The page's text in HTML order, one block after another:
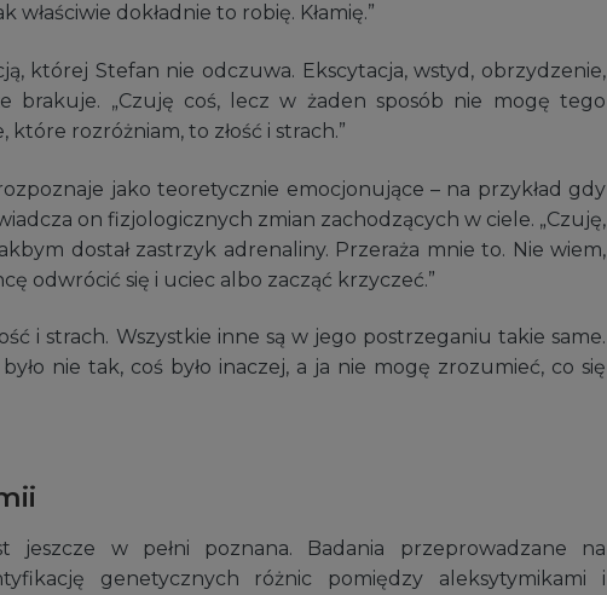
właściwie dokładnie to robię. Kłamię.”
której Stefan nie odczuwa. Ekscytacja, wstyd, obrzydzenie,
brakuje. „Czuję coś, lecz w żaden sposób nie mogę tego
rozróżniam, to złość i strach.”
jako teoretycznie emocjonujące – na przykład gdy
on fizjologicznych zmian zachodzących w ciele. „Czuję,
dostał zastrzyk adrenaliny. Przeraża mnie to. Nie wiem,
odwrócić się i uciec albo zacząć krzyczeć.”
i strach. Wszystkie inne są w jego postrzeganiu takie same.
nie tak, coś było inaczej, a ja nie mogę zrozumieć, co się
jeszcze w pełni poznana. Badania przeprowadzane na
genetycznych różnic pomiędzy aleksytymikami i